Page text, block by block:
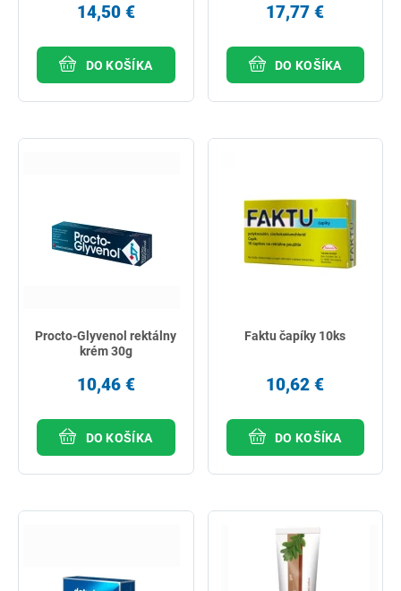
14,50 €
DO KOŠÍKA
17,77 €
DO KOŠÍKA
Procto-Glyvenol rektálny
krém 30g
10,46 €
DO KOŠÍKA
Faktu čapíky 10ks
10,62 €
DO KOŠÍKA